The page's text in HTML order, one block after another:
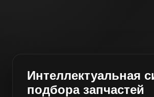
Интеллектуальная
подбора запчастей